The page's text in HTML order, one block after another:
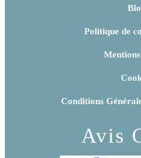
Politique de
Conditions
Avis